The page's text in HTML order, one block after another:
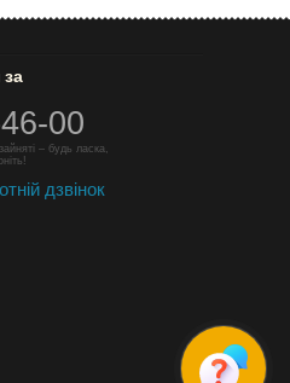
00
– будь ласка,
дзвінок